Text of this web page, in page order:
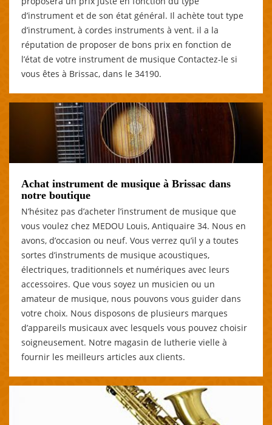
d’instrument et de son état général. Il achète tout type
d’instrument, à cordes instruments à vent. il a la
réputation de proposer de bons prix en fonction de
l’état de votre instrument de musique Contactez-le si
vous êtes à Brissac, dans le 34190.
Achat instrument de musique à Brissac dans
notre boutique
N’hésitez pas d’acheter l’instrument de musique que
vous voulez chez MEDOU Louis, Antiquaire 34. Nous en
avons, d’occasion ou neuf. Vous verrez qu’il y a toutes
sortes d’instruments de musique acoustiques,
électriques, traditionnels et numériques avec leurs
accessoires. Que vous soyez un musicien ou un
amateur de musique, nous pouvons vous guider dans
votre choix. Nous disposons de plusieurs marques
d’appareils musicaux avec lesquels vous pouvez choisir
soigneusement. Notre magasin de lutherie vielle à
fournir les meilleurs articles aux clients.